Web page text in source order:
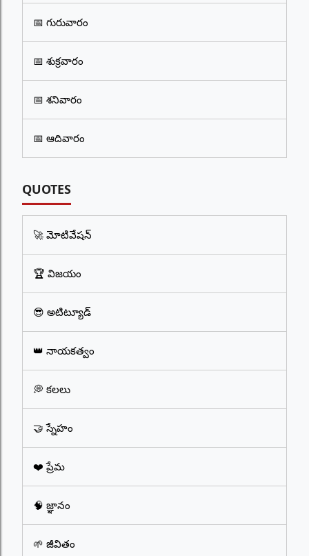
📅 గురువారం
📅 శుక్రవారం
📅 శనివారం
📅 ఆదివారం
QUOTES
🚀 మోటివేషన్
🏆 విజయం
😎 అటిట్యూడ్
👑 నాయకత్వం
💭 కలలు
🤝 స్నేహం
❤️ ప్రేమ
🧠 జ్ఞానం
🌱 జీవితం